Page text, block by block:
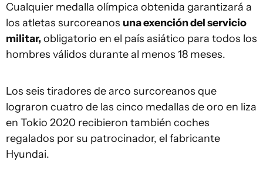
Cualquier medalla olímpica obtenida garantizará a
los atletas surcoreanos una exención del servicio
militar, obligatorio en el país asiático para todos los
hombres válidos durante al menos 18 meses.
Los seis tiradores de arco surcoreanos que
lograron cuatro de las cinco medallas de oro en liza
en Tokio 2020 recibieron también coches
regalados por su patrocinador, el fabricante
Hyundai.